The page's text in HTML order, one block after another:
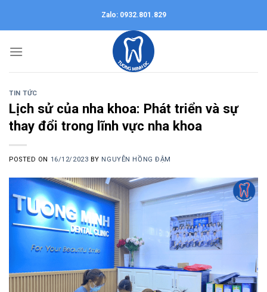
Zalo: 0932.801.829
TIN TỨC
Lịch sử của nha khoa: Phát triển và sự
thay đổi trong lĩnh vực nha khoa
POSTED ON 16/12/2023 BY NGUYỄN HỒNG ĐẬM